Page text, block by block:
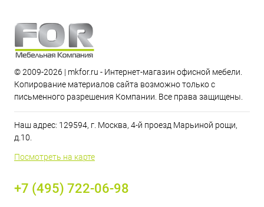
© 2009-2026 | mkfor.ru - Интернет-магазин офисной мебели.
Копирование материалов сайта возможно только с
письменного разрешения Компании. Все права защищены.
Наш адрес: 129594, г. Москва, 4-й проезд Марьиной рощи,
д.10.
Посмотреть на карте
+7 (495) 722-06-98